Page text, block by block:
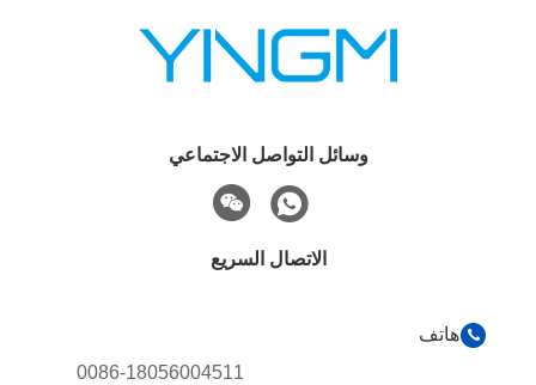
وسائل التواصل الاجتماعي
الاتصال السريع
هاتف
0086-18056004511